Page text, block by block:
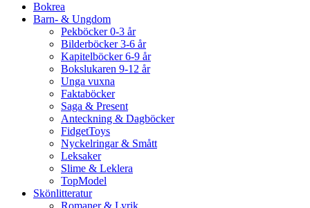
Bokrea
Barn- & Ungdom
Pekböcker 0-3 år
Bilderböcker 3-6 år
Kapitelböcker 6-9 år
Bokslukaren 9-12 år
Unga vuxna
Faktaböcker
Saga & Present
Anteckning & Dagböcker
FidgetToys
Nyckelringar & Smått
Leksaker
Slime & Leklera
TopModel
Skönlitteratur
Romaner & Lyrik